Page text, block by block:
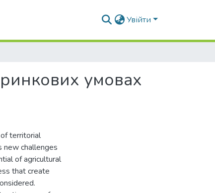
Увійти
умовах
territorial
new challenges
of agricultural
that create